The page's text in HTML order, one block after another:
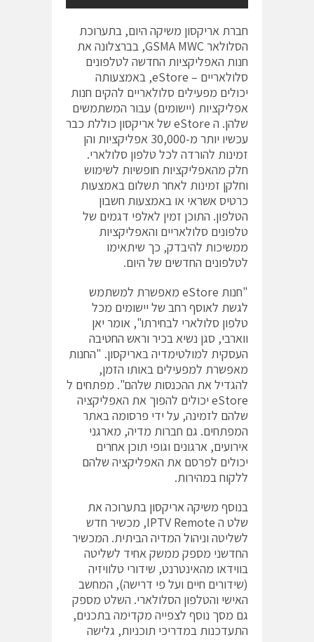
חברת אריקסון משיקה היום, בתערוכת
הסלולאר GSMA MWC, בברצלונה את
חנות האפליקציות החדשה לטלפונים
סלולאריים – eStore, באמצעותה
יכולים מפעילים סלולאריים להקים חנות
אפליקציות (יישומים) עבור המשתמשים
שלהן. ה eStore של אריקסון כוללת כבר
עכשיו יותר מ-30,000 אפליקציות והן
זמינות להורדה לכל טלפון סלולארי.
חלק מהאפליקציות חופשיות לשימוש
וחלקן זמינות לאחר תשלום באמצעות
כרטיס אשראי או באמצעות חשבון
הטלפון. התוכן זמין לאלפי דגמים של
טלפונים סלולאריים והאפליקציות
ממשיכות להיבדק, כך שיתאימו
לטלפונים החדשים של היום.
"חנות eStore מאפשרת למשתמש
לגשת לאוסף רחב של יישומים מכל
טלפון סלולארי לבחירתו", אומר יאן
ווארבי, סגן נשיא בכיר וראש החטיבה
העסקית למולטימדיה באריקסון. "החנות
מאפשרת למפעילים באותו הזמן,
להגדיל את ההכנסות שלהם". מפתחים ל
eStore יכולים להפוך את האפליקציה
שלהם לזמינה, על ידי פרסומה באתר
המפתחים. גם חברות מדיה, מארגני
אירועים, ארגונים וגופי תוכן אחרים
יכולים לפרסם את האפליקציה שלהם
ללקוח במהירות.
בנוסף משיקה אריקסון בתערוכה את
שלט ה IPTV Remote, מכשיר חדש
לשליטה וניהול המדיה הביתית. המכשיר
החדשני מספק ממשק אחיד לשליטה
בווידאו מהאינטרנט, שידורי טלוויזיה
(שידורים חיים ועל פי דרישה), המחשב
האישי והטלפון הסלולארי. השלט מספק
גם מסך נוסף לצפייה מקדימה בתכנים,
התעדכנות במדריכי תוכניות, גלישה